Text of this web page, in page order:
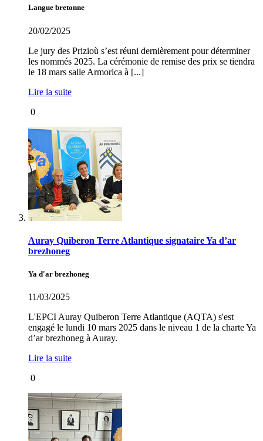
Langue bretonne
20/02/2025
Le jury des Prizioù s’est réuni dernièrement pour déterminer
les nommés 2025. La cérémonie de remise des prix se tiendra
le 18 mars salle Armorica à [...]
Lire la suite
0
Auray Quiberon Terre Atlantique signataire Ya d’ar
brezhoneg
Ya d'ar brezhoneg
11/03/2025
L'EPCI Auray Quiberon Terre Atlantique (AQTA) s'est
engagé le lundi 10 mars 2025 dans le niveau 1 de la charte Ya
d’ar brezhoneg à Auray.
Lire la suite
0